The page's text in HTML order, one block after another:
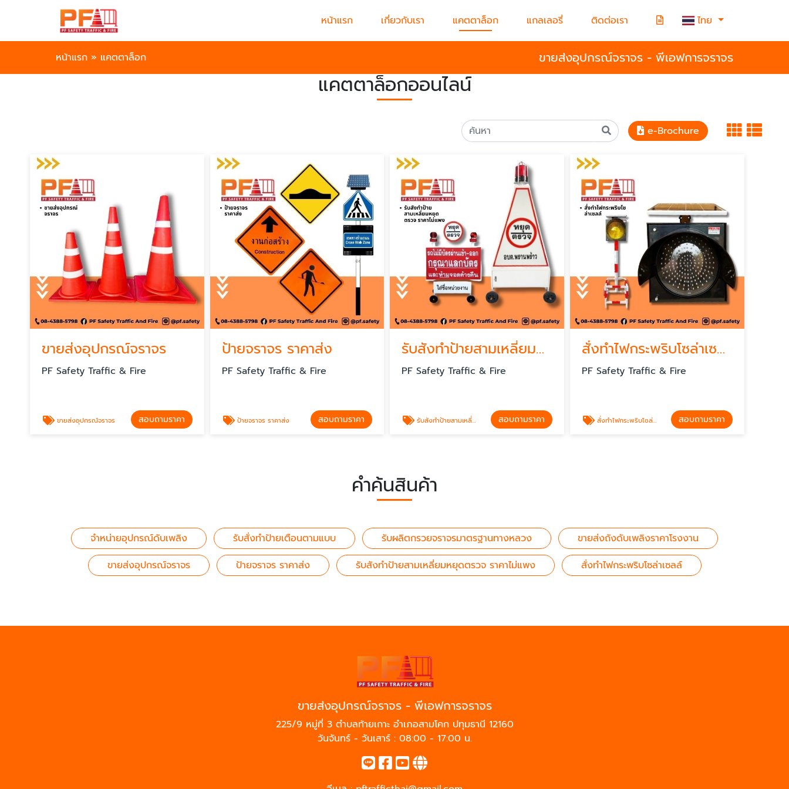
หน้าแรก เกี่ยวกับเรา แคตตาล็อก แกลเลอรี่ ติดต่อเรา ไทย
หน้าแรก » แคตตาล็อก ขายส่งอุปกรณ์จราจร - พีเอฟการจราจร
แคตตาล็อกออนไลน์
e-Brochure
ขายส่งอุปกรณ์จราจร
PF Safety Traffic & Fire
ขายส่งอุปกรณ์จราจร สอบถามราคา
ป้ายจราจร ราคาส่ง
PF Safety Traffic & Fire
ป้ายจราจร ราคาส่ง สอบถามราคา
รับสังทำป้ายสามเหลี่ยมหยุดตรวจ ราคาไม่แพง
PF Safety Traffic & Fire
รับสังทำป้ายสามเหลี่ยมหยุดตรวจ ราคาไม่แพง สอบถามราคา
สั่งทำไฟกระพริบโซล่าเซลล์
PF Safety Traffic & Fire
สั่งทำไฟกระพริบโซล่าเซลล์ สอบถามราคา
คำค้นสินค้า
จำหน่ายอุปกรณ์ดับเพลิง รับสั่งทำป้ายเตือนตามแบบ รับผลิตกรวยจราจรมาตรฐานทางหลวง
ขายส่งถังดับเพลิงราคาโรงงาน
ขายส่งอุปกรณ์จราจร
ป้ายจราจร ราคาส่ง รับสังทำป้ายสามเหลี่ยมหยุดตรวจ ราคาไม่แพง สั่งทำไฟกระพริบโซล่าเซลล์
ขายส่งอุปกรณ์จราจร - พีเอฟการจราจร
225/9 หมู่ที่ 3 ตำบลท้ายเกาะ อำเภอสามโคก ปทุมธานี 12160
วันจันทร์ - วันเสาร์ : 08:00 - 17:00 น.